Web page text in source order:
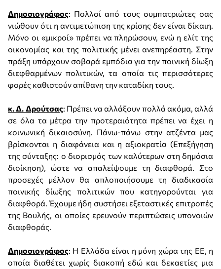
Δημοσιογράφος: Πολλοί από τους συμπατριώτες σας
νιώθουν ότι η αντιμετώπιση της κρίσης δεν είναι δίκαιη.
Μόνο οι «μικροί» πρέπει να πληρώσουν, ενώ η ελίτ της
οικονομίας και της πολιτικής μένει ανεπηρέαστη. Στην
πράξη υπάρχουν σοβαρά εμπόδια για την ποινική δίωξη
διεφθαρμένων πολιτικών, τα οποία τις περισσότερες
φορές καθιστούν απίθανη την καταδίκη τους.
κ. Δ. Δρούτσας: Πρέπει να αλλάξουν πολλά ακόμα, αλλά
σε όλα τα μέτρα την προτεραιότητα πρέπει να έχει η
κοινωνική δικαιοσύνη. Πάνω-πάνω στην ατζέντα μας
βρίσκονται η διαφάνεια και η αξιοκρατία (Επεξήγηση
της σύνταξης: ο διορισμός των καλύτερων στη δημόσια
διοίκηση), ώστε να απαλείψουμε τη διαφθορά. Στο
προσεχές μέλλον θα απλοποιήσουμε τη διαδικασία
ποινικής δίωξης πολιτικών που κατηγορούνται για
διαφθορά. Έχουμε ήδη συστήσει εξεταστικές επιτροπές
της Βουλής, οι οποίες ερευνούν περιπτώσεις υπονοιών
διαφθοράς.
Δημοσιογράφος: Η Ελλάδα είναι η μόνη χώρα της ΕΕ, η
οποία διαθέτει χωρίς διακοπή εδώ και δεκαετίες μια